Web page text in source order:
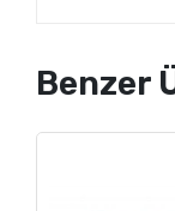
Benzer